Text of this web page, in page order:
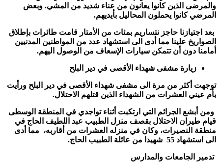
والمرضى الذين كانوا يعانون من عناء شديد من المشي. وبعض
المرضي كانوا يحملون المحاليل بأيديهم.
بعد اجتيازنا حاجز نتساريم بمئات من الأمتار قامت طائرات بإطلاق
الصواريخ علينا مما أدى الى استشهاد عدد من المواطنين المدنيين
أمامنا دون أن تتمكن سيارات الإسعاف من الوصول اليهم.
زيارة مشفى شهداء الأقصى في دير البلح
توجهت أكثر من مرة الى مشفى شهداء الأقصى في دير البلح ورأيت
بأم عيني العشرات من الشهداء الذين قتلهم الاحتلال.
ومن أبشع الجرائم التي ارتكبت أثناء تواجدي في المنطقة الوسطى
قيام طيران الاحتلال بقصف منزل الطبيب عبد اللطيف الحاج في
منطقة النصيرات، وكان في منزله العشرات من أقاربه، مما أدى
الى استشهاد 55 شهيدا من عائلة الطبيب الحاج.
تدمير الجامعات والمدارس